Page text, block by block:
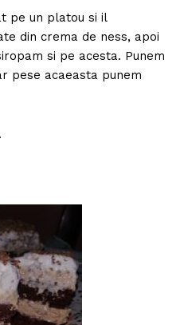
pe un platou si il
din crema de ness, apoi
si pe acesta. Punem
pese acaeasta punem